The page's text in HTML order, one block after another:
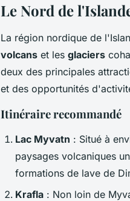
Le Nord de
La région nordique de
volcans et les glaciers
deux des principales
et des opportunités
Itinéraire recommandé
Lac Myvatn : Situé à
paysages volcaniques
formations de lave de
Krafla : Non loin de